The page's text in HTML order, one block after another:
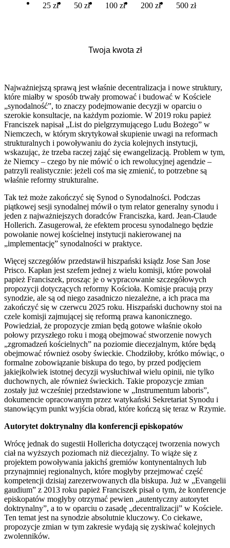
25 zł 50 zł 100 zł 200 zł 500 zł
Najważniejszą sprawą jest właśnie decentralizacja i nowe struktury,
które miałby w sposób trwały promować i budować w Kościele
„synodalność”, to znaczy podejmowanie decyzji w oparciu o
szerokie konsultacje, na każdym poziomie. W 2019 roku papież
Franciszek napisał „List do pielgrzymującego Ludu Bożego” w
Niemczech, w którym skrytykował skupienie uwagi na reformach
strukturalnych i powoływaniu do życia kolejnych instytucji,
wskazując, że trzeba raczej zająć się ewangelizacją. Problem w tym,
że Niemcy – czego by nie mówić o ich rewolucyjnej agendzie –
patrzyli realistycznie: jeżeli coś ma się zmienić, to potrzebne są
właśnie reformy strukturalne.
Tak też może zakończyć się Synod o Synodalności. Podczas
piątkowej sesji synodalnej mówił o tym relator generalny synodu i
jeden z najważniejszych doradców Franciszka, kard. Jean-Claude
Hollerich. Zasugerował, że efektem procesu synodalnego będzie
powołanie nowej kościelnej instytucji nakierowanej na
„implementację” synodalności w praktyce.
Więcej szczegółów przedstawił hiszpański ksiądz Jose San Jose
Prisco. Kapłan jest szefem jednej z wielu komisji, które powołał
papież Franciszek, prosząc je o wypracowanie szczegółowych
propozycji dotyczących reformy Kościoła. Komisje pracują przy
synodzie, ale są od niego zasadniczo niezależne, a ich praca ma
zakończyć się w czerwcu 2025 roku. Hiszpański duchowny stoi na
czele komisji zajmującej się reformą prawa kanonicznego.
Powiedział, że propozycje zmian będą gotowe właśnie około
połowy przyszłego roku i mogą obejmować stworzenie nowych
„zgromadzeń kościelnych” na poziomie diecezjalnym, które będą
obejmować również osoby świeckie. Chodziłoby, krótko mówiąc, o
formalne zobowiązanie biskupa do tego, by przed podjęciem
jakiejkolwiek istotnej decyzji wysłuchiwał wielu opinii, nie tylko
duchownych, ale również świeckich. Takie propozycje zmian
zostały już wcześniej przedstawione w „Instrumentum laboris”,
dokumencie opracowanym przez watykański Sekretariat Synodu i
stanowiącym punkt wyjścia obrad, które kończą się teraz w Rzymie.
Autorytet doktrynalny dla konferencji episkopatów
Wrócę jednak do sugestii Hollericha dotyczącej tworzenia nowych
ciał na wyższych poziomach niż diecezjalny. To wiąże się z
projektem powoływania jakichś gremiów kontynentalnych lub
przynajmniej regionalnych, które mogłyby przejmować część
kompetencji dzisiaj zarezerwowanych dla biskupa. Już w „Evangelii
gaudium” z 2013 roku papież Franciszek pisał o tym, że konferencje
episkopatów mogłyby otrzymać pewien „autentyczny autorytet
doktrynalny”, a to w oparciu o zasadę „decentralizacji” w Kościele.
Ten temat jest na synodzie absolutnie kluczowy. Co ciekawe,
propozycje zmian w tym zakresie wydają się zyskiwać kolejnych
zwolenników.